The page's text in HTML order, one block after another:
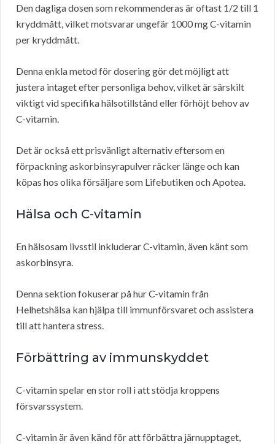
Den dagliga dosen som rekommenderas är oftast 1/2 till 1
kryddmått, vilket motsvarar ungefär 1000 mg C-vitamin
per kryddmått.
Denna enkla metod för dosering gör det möjligt att
justera intaget efter personliga behov, vilket är särskilt
viktigt vid specifika hälsotillstånd eller förhöjt behov av
C-vitamin.
Det är också ett prisvänligt alternativ eftersom en
förpackning askorbinsyrapulver räcker länge och kan
köpas hos olika försäljare som Lifebutiken och Apotea.
Hälsa och C-vitamin
En hälsosam livsstil inkluderar C-vitamin, även känt som
askorbinsyra.
Denna sektion fokuserar på hur C-vitamin från
Helhetshälsa kan hjälpa till immunförsvaret och assistera
till att hantera stress.
Förbättring av immunskyddet
C-vitamin spelar en stor roll i att stödja kroppens
försvarssystem.
C-vitamin är även känd för att förbättra järnupptaget,